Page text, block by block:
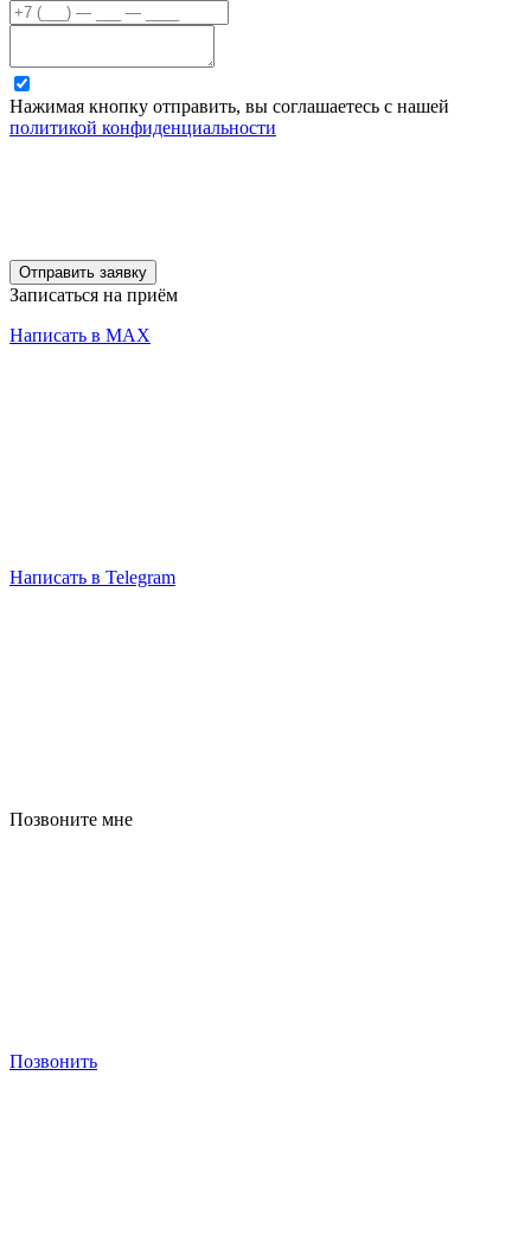
Нажимая кнопку отправить, вы соглашаетесь с нашей
политикой конфиденциальности
Отправить заявку
Записаться на приём
Написать в MAX
Написать в Telegram
Позвоните мне
Позвонить